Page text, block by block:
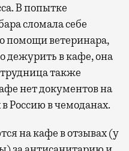
В попытке
сломала себе
помощи ветеринара,
дежурить в кафе, она
также
нет документов на
Россию в чемоданах.
на кафе в отзывах (у